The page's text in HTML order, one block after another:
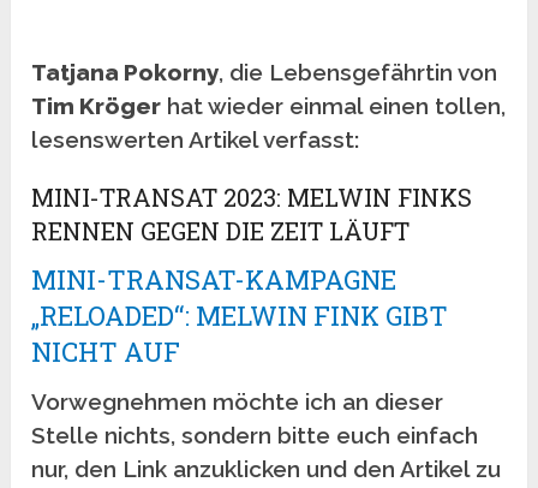
Tatjana Pokorny, die Lebensgefährtin von
Tim Kröger hat wieder einmal einen tollen,
lesenswerten Artikel verfasst:
MINI-TRANSAT 2023: MELWIN FINKS
RENNEN GEGEN DIE ZEIT LÄUFT
MINI-TRANSAT-KAMPAGNE
„RELOADED“: MELWIN FINK GIBT
NICHT AUF
Vorwegnehmen möchte ich an dieser
Stelle nichts, sondern bitte euch einfach
nur, den Link anzuklicken und den Artikel zu